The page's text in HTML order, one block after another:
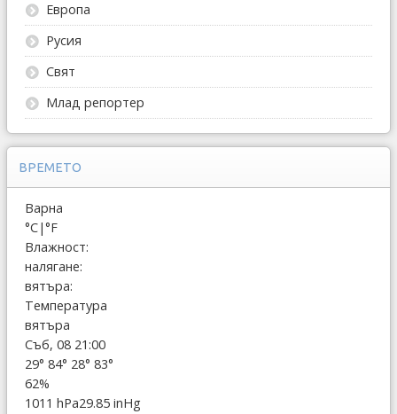
Европа
Русия
Свят
Млад репортер
ВРЕМЕТО
Варна
°C|°F
Влажност:
налягане:
вятъра:
Температура
вятъра
Съб, 08 21:00
29° 84° 28° 83°
62%
1011 hPa29.85 inHg